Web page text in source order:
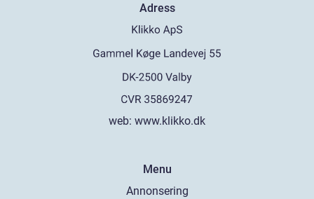
Adress
web: www.klikko.dk
Menu
Annonsering